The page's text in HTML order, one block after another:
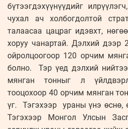
бүтээгдэхүүнүүдийг
чухал ач холбогдолтой
талаасаа цацраг идэвхт,
хоруу чанартай. Дэлхий дээр
ойролцоогоор 120 орчим
болно. Тэр үед дэлхий
мянган тонныг л
тооцохоор 40 орчим мянган
үг. Тэгэхээр ураны үнэ өснө,
Тэгэхээр Монгол Улсын